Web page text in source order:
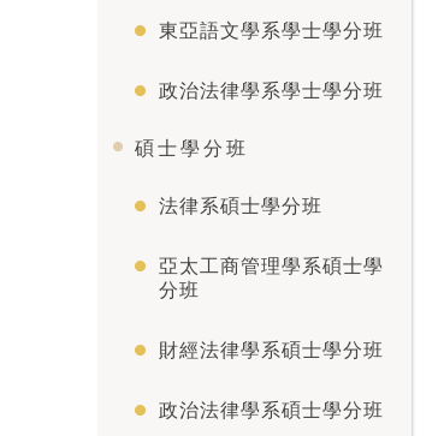
東亞語文學系學士學分班
政治法律學系學士學分班
碩士學分班
法律系碩士學分班
亞太工商管理學系碩士學
分班
財經法律學系碩士學分班
政治法律學系碩士學分班